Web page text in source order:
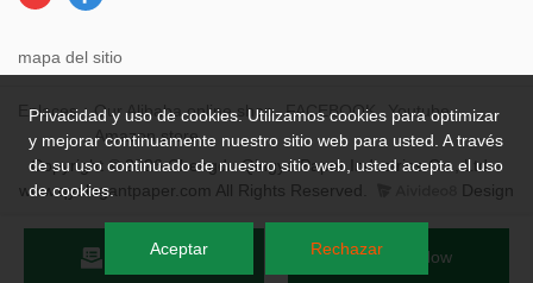
mapa del sitio
Enlaces：Our Alibaba online shop FACEBOOK
Youtube
Amazon store
Copyright © 2026 Chengdu Qingya Paper Industries Co., Ltd. -
www.qyelegantpaper.com All Rights Reserved.
Design
Send Inquiry Chat Now
Privacidad y uso de cookies. Utilizamos cookies para optimizar
y mejorar continuamente nuestro sitio web para usted. A través
de su uso continuado de nuestro sitio web, usted acepta el uso
de cookies.
Aceptar Rechazar